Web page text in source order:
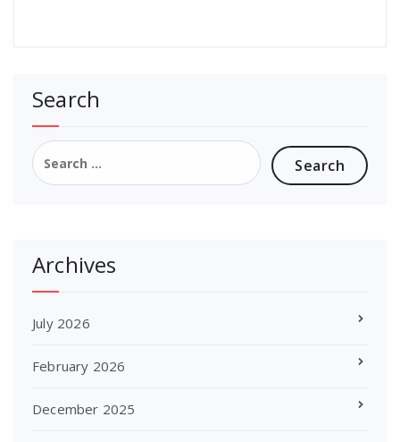
Search
Search
for:
Archives
July 2026
February 2026
December 2025